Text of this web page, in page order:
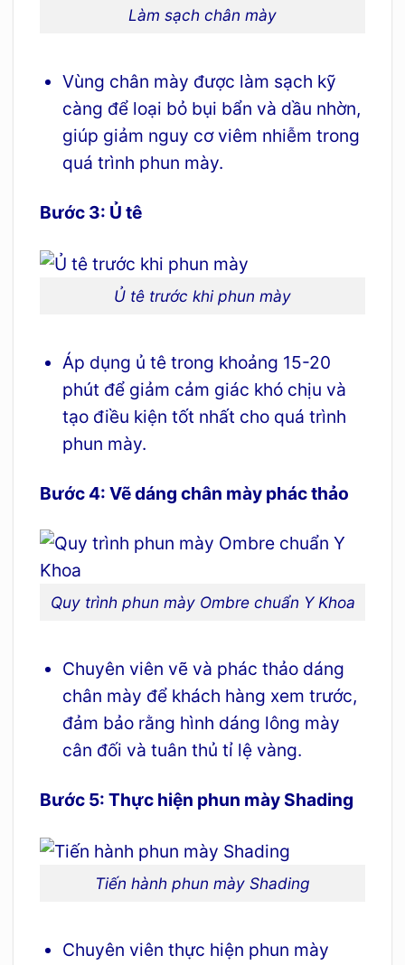
Làm sạch chân mày
Vùng chân mày được làm sạch kỹ
càng để loại bỏ bụi bẩn và dầu nhờn,
giúp giảm nguy cơ viêm nhiễm trong
quá trình phun mày.
Bước 3: Ủ tê
Ủ tê trước khi phun mày
Áp dụng ủ tê trong khoảng 15-20
phút để giảm cảm giác khó chịu và
tạo điều kiện tốt nhất cho quá trình
phun mày.
Bước 4: Vẽ dáng chân mày phác thảo
Quy trình phun mày Ombre chuẩn Y Khoa
Chuyên viên vẽ và phác thảo dáng
chân mày để khách hàng xem trước,
đảm bảo rằng hình dáng lông mày
cân đối và tuân thủ tỉ lệ vàng.
Bước 5: Thực hiện phun mày Shading
Tiến hành phun mày Shading
Chuyên viên thực hiện phun mày